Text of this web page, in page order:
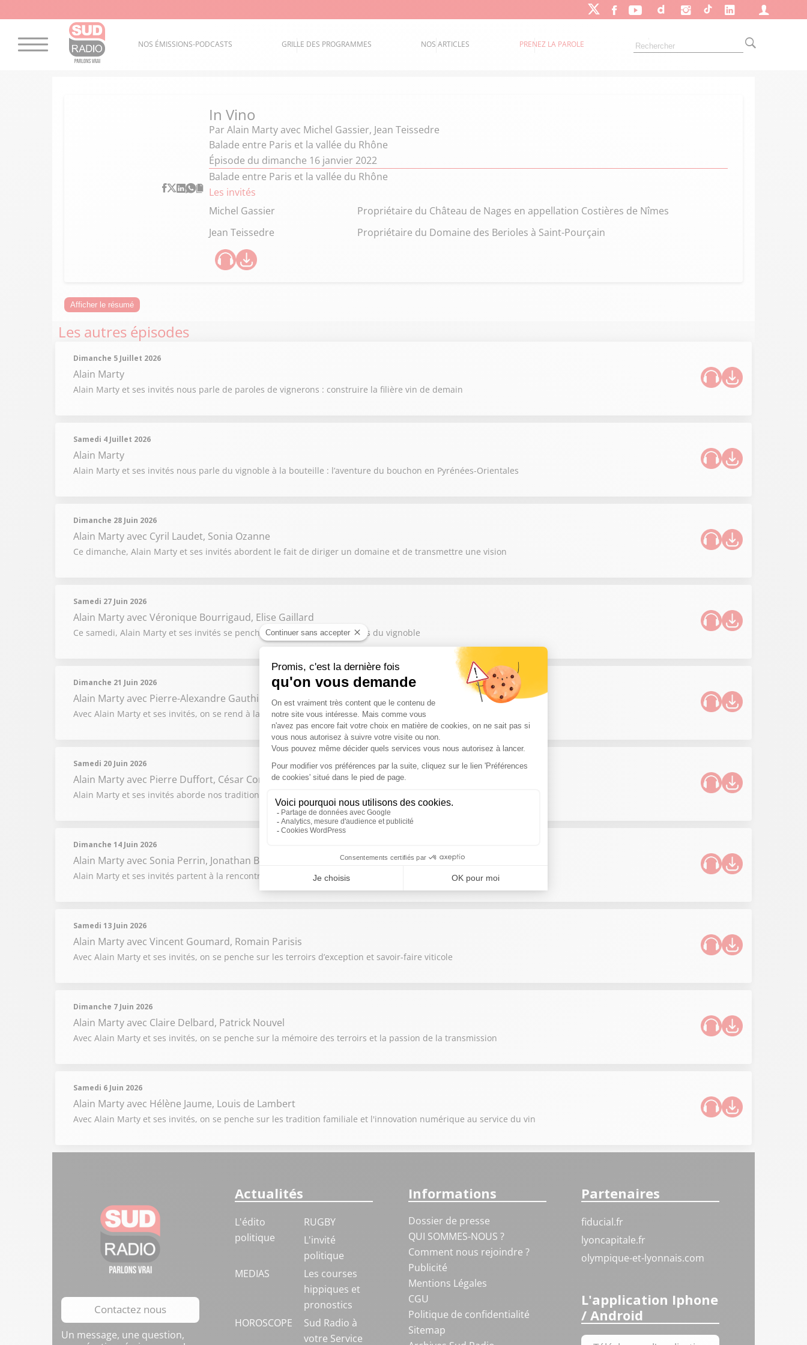
NOS ÉMISSIONS-PODCASTS GRILLE DES PROGRAMMES NOS ARTICLES PRENEZ LA PAROLE
In Vino
Par Alain Martyavec Michel Gassier, Jean Teissedre
Balade entre Paris et la vallée du Rhône
Épisode du dimanche 16 janvier 2022
Balade entre Paris et la vallée du Rhône
Les invités
Michel Gassier
Propriétaire du Château de Nages en appellation Costières de Nîmes
Jean Teissedre
Propriétaire du Domaine des Berioles à Saint-Pourçain
Afficher le résumé
Les autres épisodes
Dimanche 5 Juillet 2026
Alain Marty
Alain Marty et ses invités nous parle de paroles de vignerons : construire la filière vin de demain
Samedi 4 Juillet 2026
Alain Marty
Alain Marty et ses invités nous parle du vignoble à la bouteille : l’aventure du bouchon en Pyrénées-Orientales
Dimanche 28 Juin 2026
Alain Martyavec Cyril Laudet, Sonia Ozanne
Ce dimanche, Alain Marty et ses invités abordent le fait de diriger un domaine et de transmettre une vision
Samedi 27 Juin 2026
Alain Martyavec Véronique Bourrigaud, Elise Gaillard
Ce samedi, Alain Marty et ses invités se penchent sur les talents féminins du vignoble
Dimanche 21 Juin 2026
Alain Martyavec Pierre-Alexandre Gauthier, Cathy Collart-Geiger
Avec Alain Marty et ses invités, on se rend à la rencontre des terroirs et des traditions viticoles
Samedi 20 Juin 2026
Alain Martyavec Pierre Duffort, César Compadre
Alain Marty et ses invités aborde nos traditions viticoles et les nouveaux horizons
Dimanche 14 Juin 2026
Alain Martyavec Sonia Perrin, Jonathan Brunot
Alain Marty et ses invités partent à la rencontre des vignerons passionnés
Samedi 13 Juin 2026
Alain Martyavec Vincent Goumard, Romain Parisis
Avec Alain Marty et ses invités, on se penche sur les terroirs d’exception et savoir-faire viticole
Dimanche 7 Juin 2026
Alain Martyavec Claire Delbard, Patrick Nouvel
Avec Alain Marty et ses invités, on se penche sur la mémoire des terroirs et la passion de la transmission
Samedi 6 Juin 2026
Alain Martyavec Hélène Jaume, Louis de Lambert
Avec Alain Marty et ses invités, on se penche sur les tradition familiale et l'innovation numérique au service du vin
Contactez nous
Un message, une question,
Actualités
L'édito
politique
RUGBY
L'invité
politique
MEDIAS
Les courses
hippiques et
pronostics
HOROSCOPE
Sud Radio à
votre Service
Informations
Dossier de presse
QUI SOMMES-NOUS ?
Comment nous rejoindre ?
Publicité
Mentions Légales
CGU
Politique de confidentialité
Sitemap
Partenaires
fiducial.fr
lyoncapitale.fr
olympique-et-lyonnais.com
L'application Iphone
/ Android